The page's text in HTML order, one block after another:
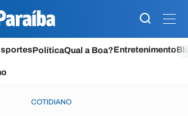
PolíticaQual a Boa?Entretenimento
COTIDIANO